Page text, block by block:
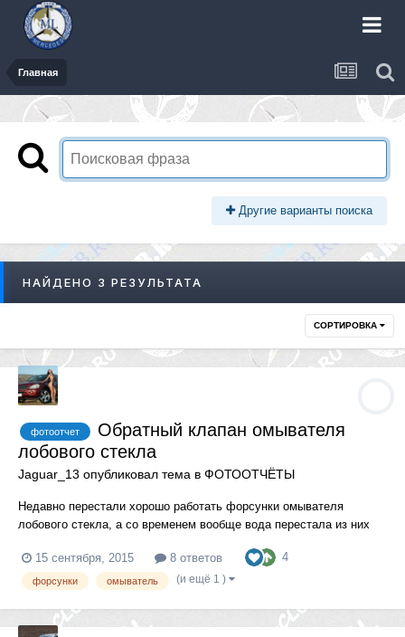
Главная
Другие варианты поиска
НАЙДЕНО 3 РЕЗУЛЬТАТА
СОРТИРОВКА
фотоотчет
Обратный клапан омывателя
лобового стекла
Jaguar_13 опубликовал тема в ФОТООТЧЁТЫ
Недавно перестали хорошо работать форсунки омывателя
лобового стекла, а со временем вообще вода перестала из них
шланг сжатым воздухом на автомойке, но всё тщетно. Потом
вычитал на форуме, что на омывателе есть еще и обратный
15 сентября, 2015 8 ответов 4
форсунки омыватель (и ещё 1 )